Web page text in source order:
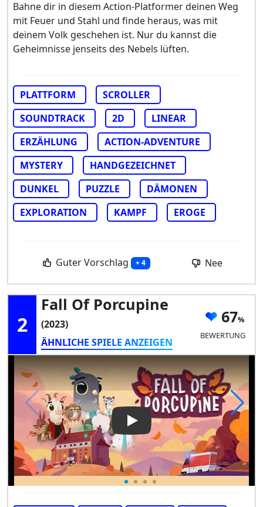
Bahne dir in diesem Action-Platformer deinen Weg
mit Feuer und Stahl und finde heraus, was mit
deinem Volk geschehen ist. Nur du kannst die
Geheimnisse jenseits des Nebels lüften.
PLATTFORM
SCROLLER
SOUNDTRACK
2D
LINEAR
ERZÄHLUNG
ACTION-ADVENTURE
MYSTERY
HANDGEZEICHNET
DUNKEL
PUZZLE
DÄMONEN
EXPLORATION
KAMPF EROGE
Guter Vorschlag + 4 Nee
2
Fall Of Porcupine
(2023)
ÄHNLICHE SPIELE ANZEIGEN
67
BEWERTUNG
Play Video: Fall of Porcupine